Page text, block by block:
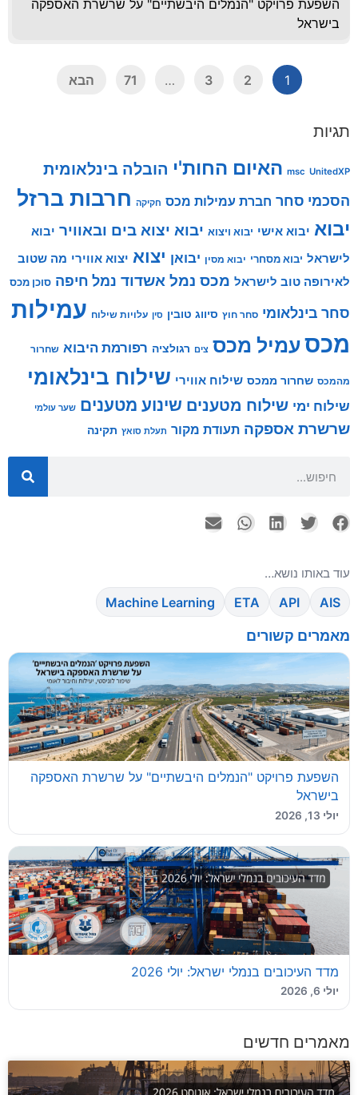
עוד באותו נושא…
AIS
API
ETA
Machine Learning
מאמרים קשורים
השפעת פרויקט "הנמלים היבשתיים" על שרשרת האספקה
בישראל
יולי 13, 2026
מדד העיכובים בנמלי ישראל: יולי 2026
יולי 6, 2026
מאמרים חדשים
השפעת פרויקט "הנמלים היבשתיים" על שרשרת האספקה
בישראל
1
2
3
…
71 הבא
תגיות
msc UnitedXP האיום החות'י הובלה בינלאומית
הסכמי סחר חברת עמילות מכס חקיקה חרבות ברזל
יבוא יבוא אישי יבוא ויצוא יבוא יצוא בים ובאוויר יבוא
לישראל יבוא מסחרי יבוא מסין יבואן יצוא יצוא אווירי מה שטוב
לאירופה טוב לישראל מכס נמל אשדוד נמל חיפה סוכן מכס
סחר בינלאומי סחר חוץ סיווג טובין סין עלויות שילוח עמילות
מכסעמיל מכס צים רגולציה רפורמת היבוא שחרור
מהמכס שחרור ממכס שילוח אווירי שילוח בינלאומי
שילוח ימי שילוח מטענים שינוע מטענים שער עולמי
שרשרת אספקה תעודת מקור תעלת סואץ תקינה